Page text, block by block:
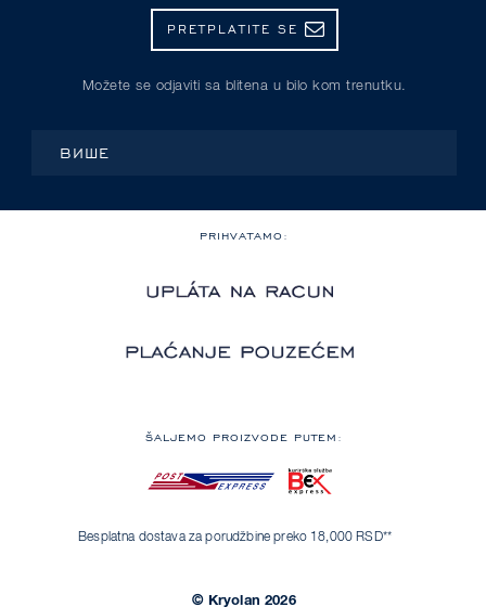
PRETPLATITE SE
Možete se odjaviti sa blitena u bilo kom trenutku.
ВИШЕ
PRIHVATAMO:
ŠALJEMO PROIZVODE PUTEM:
Besplatna dostava za porudžbine preko 18,000 RSD**
© Kryolan 2026